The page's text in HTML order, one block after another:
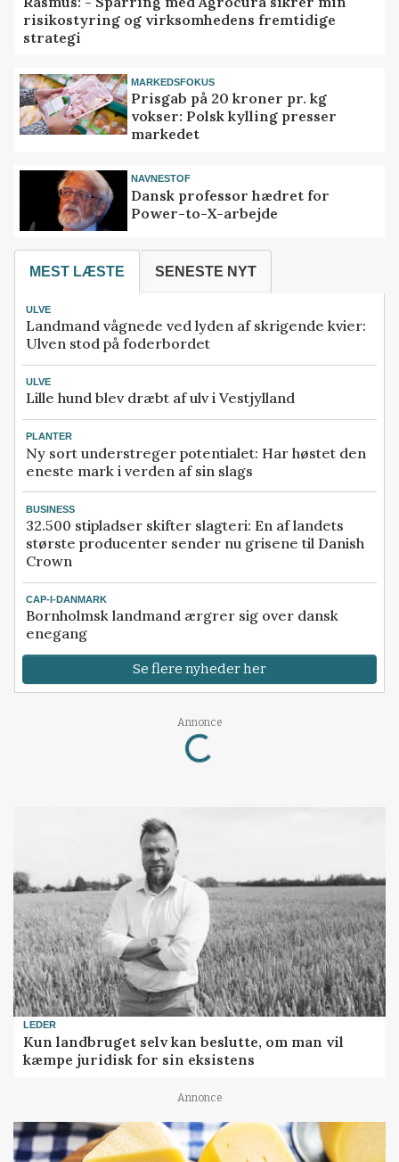
risikostyring og virksomhedens fremtidige
strategi
MARKEDSFOKUS
Prisgab på 20 kroner pr. kg
vokser: Polsk kylling presser
markedet
NAVNESTOF
Dansk professor hædret for
Power-to-X-arbejde
MEST LÆSTE SENESTE NYT
ULVE
Landmand vågnede ved lyden af skrigende kvier:
Ulven stod på foderbordet
ULVE
Lille hund blev dræbt af ulv i Vestjylland
PLANTER
Ny sort understreger potentialet: Har høstet den
eneste mark i verden af sin slags
BUSINESS
32.500 stipladser skifter slagteri: En af landets
største producenter sender nu grisene til Danish
Crown
CAP-I-DANMARK
Bornholmsk landmand ærgrer sig over dansk
enegang
Se flere nyheder her
Annonce
Loading...
LEDER
Kun landbruget selv kan beslutte, om man vil
kæmpe juridisk for sin eksistens
Annonce